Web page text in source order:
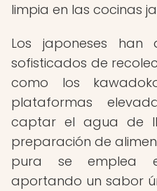
limpia en las cocinas
Los japoneses han
sofisticados de
como los
plataformas
captar el agua de
preparación de
pura se emplea
aportando un sabor